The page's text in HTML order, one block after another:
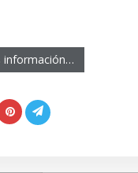
información…